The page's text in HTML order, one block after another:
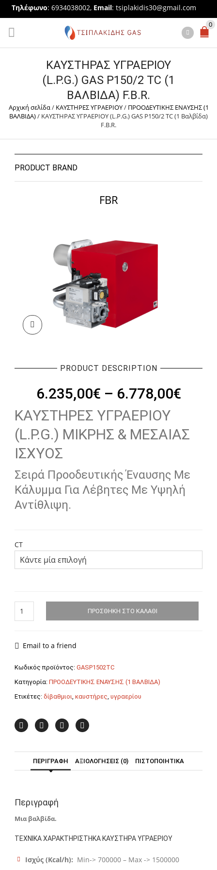
Τηλέφωνο: 6934038002, Email: tsiplakidis30@gmail.com
0
ΚΑΥΣΤΗΡΑΣ ΥΓΡΑΕΡΙΟΥ
(L.P.G.) GAS P150/2 TC (1
ΒΑΛΒΊΔΑ) F.B.R.
Αρχική σελίδα/ ΚΑΥΣΤΗΡΕΣ ΥΓΡΑΕΡΙΟΥ/ ΠΡΟΟΔΕΥΤΙΚΗΣ ΕΝΑΥΣΗΣ (1
ΒΑΛΒΙΔΑ)/ ΚΑΥΣΤΗΡΑΣ ΥΓΡΑΕΡΙΟΥ (L.P.G.) GAS P150/2 TC (1 Βαλβίδα)
F.B.R.
PRODUCT DESCRIPTION
6.235,00€ – 6.778,00€Price
ΚΑΥΣΤΗΡΕΣ ΥΓΡΑΕΡΙΟΥ
(L.P.G.) ΜΙΚΡΗΣ & ΜΕΣΑΙΑΣ
ΙΣΧΥΟΣ
Σειρά Προοδευτικής Έναυσης Με
Κάλυμμα Για Λέβητες Με Υψηλή
Αντίθλιψη.
CT
ΥΓΡΑΕΡΙΟΥ
P150/2
(1
Βαλβίδα)
F.B.R.
ποσότητα
ΠΡΟΣΘΉΚΗ ΣΤΟ ΚΑΛΆΘΙ
Email to a friend
Κωδικός προϊόντος: GASP1502TC
Κατηγορία: ΠΡΟΟΔΕΥΤΙΚΗΣ ΕΝΑΥΣΗΣ (1 ΒΑΛΒΙΔΑ)
Ετικέτες: δίβαθμιοι, καυστήρες, υγραερίου
ΠΕΡΙΓΡΑΦΉ ΑΞΙΟΛΟΓΉΣΕΙΣ (0) ΠΙΣΤΟΠΟΙΗΤΙΚΑ
Περιγραφή
Μια βαλβίδα.
ΤΕΧΝΙΚΑ ΧΑΡΑΚΤΗΡΙΣΤΗΚΑ ΚΑΥΣΤΗΡΑ ΥΓΡΑΕΡΙΟΥ
Ισχύς (Kcal/h): Min-> 700000 – Max -> 1500000
PRODUCT BRAND
FBR